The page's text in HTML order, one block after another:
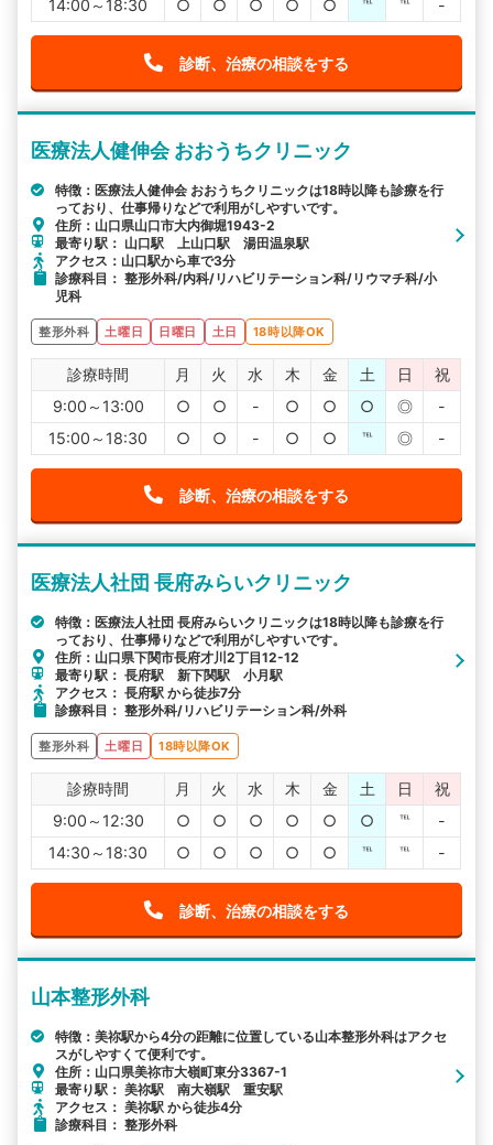
14:00～18:30
○ ○ ○ ○ ○ ℡ ℡ -
診断、治療の相談をする
医療法人健伸会 おおうちクリニック
特徴：医療法人健伸会 おおうちクリニックは18時以降も診療を行
っており、仕事帰りなどで利用がしやすいです。
住所：山口県山口市大内御堀1943-2
最寄り駅： 山口駅 上山口駅 湯田温泉駅
アクセス：山口駅から車で3分
診療科目： 整形外科/内科/リハビリテーション科/リウマチ科/小
児科
整形外科 土曜日 日曜日 土日 18時以降OK
診療時間 月 火 水 木 金 土 日
祝
9:00～13:00
○ ○ - ○ ○ ○ ◎
-
15:00～18:30
○ ○ - ○ ○ ℡ ◎ -
診断、治療の相談をする
医療法人社団 長府みらいクリニック
特徴：医療法人社団 長府みらいクリニックは18時以降も診療を行
っており、仕事帰りなどで利用がしやすいです。
住所：山口県下関市長府才川2丁目12-12
最寄り駅： 長府駅 新下関駅 小月駅
アクセス： 長府駅 から徒歩7分
診療科目： 整形外科/リハビリテーション科/外科
整形外科 土曜日 18時以降OK
診療時間 月 火 水 木 金 土 日
祝
9:00～12:30
○ ○ ○ ○ ○ ○ ℡
-
14:30～18:30
○ ○ ○ ○ ○ ℡ ℡ -
診断、治療の相談をする
山本整形外科
特徴：美祢駅から4分の距離に位置している山本整形外科はアクセ
スがしやすくて便利です。
住所：山口県美祢市大嶺町東分3367-1
最寄り駅： 美祢駅 南大嶺駅 重安駅
アクセス： 美祢駅 から徒歩4分
診療科目： 整形外科